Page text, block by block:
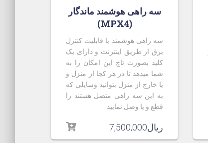
سه راهی هوشمند ماندگار
(MPX4)
سه راهی هوشمند با قابلیت کنترل
برق از طریق اینترنت و دارای یک
کلید بصورت تاچ این امکان را به
شما میدهد تا در هر کجا از منزل و
یا خارج از منزل بتوانید وسایلی که
به این سه راهی متصل هستند را
قطع و یا وصل نمایید.
ریال7,500,000